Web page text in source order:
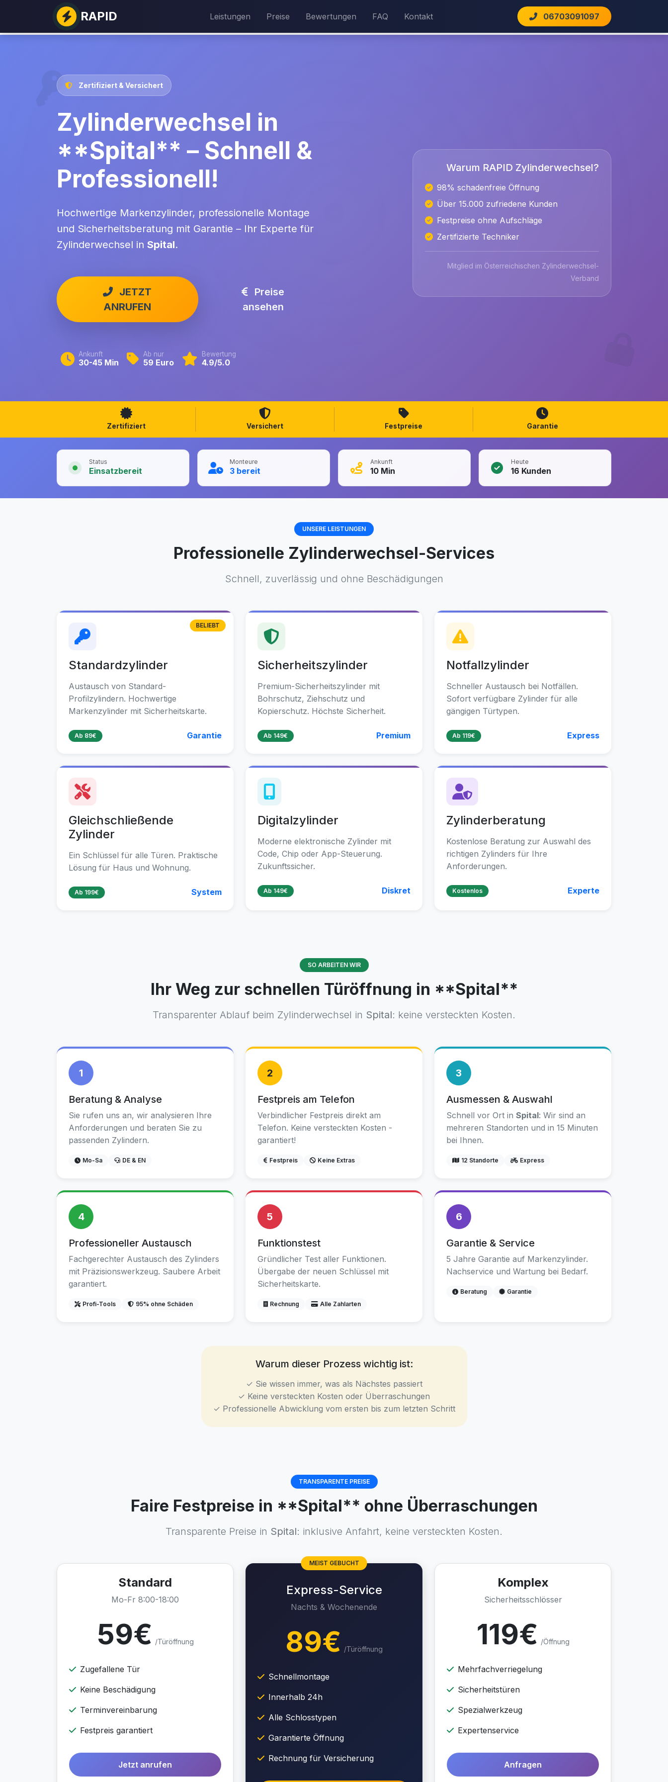
RAPID Leistungen Preise Bewertungen FAQ Kontakt 06703091097
Zertifiziert & Versichert
Zylinderwechsel in
**Spital** – Schnell &
Professionell!
Hochwertige Markenzylinder, professionelle Montage
und Sicherheitsberatung mit Garantie – Ihr Experte für
Zylinderwechsel in Spital.
JETZT
ANRUFEN
Preise
ansehen
Ankunft
30-45 Min
Ab nur
59 Euro
Bewertung
4.9/5.0
Warum RAPID Zylinderwechsel?
98% schadenfreie Öffnung
Über 15.000 zufriedene Kunden
Festpreise ohne Aufschläge
Zertifizierte Techniker
Mitglied im Österreichischen Zylinderwechsel-
Verband
Zertifiziert Versichert Festpreise Garantie
Status
Einsatzbereit
Monteure
3 bereit
Ankunft
10 Min
Heute
16 Kunden
UNSERE LEISTUNGEN
Professionelle Zylinderwechsel-Services
Schnell, zuverlässig und ohne Beschädigungen
Standardzylinder
Austausch von Standard-
Profilzylindern. Hochwertige
Markenzylinder mit Sicherheitskarte.
Ab 89€ Garantie
BELIEBT
Sicherheitszylinder
Premium-Sicherheitszylinder mit
Bohrschutz, Ziehschutz und
Kopierschutz. Höchste Sicherheit.
Ab 149€ Premium
Notfallzylinder
Schneller Austausch bei Notfällen.
Sofort verfügbare Zylinder für alle
gängigen Türtypen.
Ab 119€ Express
Gleichschließende
Zylinder
Ein Schlüssel für alle Türen. Praktische
Lösung für Haus und Wohnung.
Ab 199€ System
Digitalzylinder
Moderne elektronische Zylinder mit
Code, Chip oder App-Steuerung.
Zukunftssicher.
Ab 149€ Diskret
Zylinderberatung
Kostenlose Beratung zur Auswahl des
richtigen Zylinders für Ihre
Anforderungen.
Kostenlos Experte
SO ARBEITEN WIR
Ihr Weg zur schnellen Türöffnung in **Spital**
Transparenter Ablauf beim Zylinderwechsel in Spital: keine versteckten Kosten.
1
Beratung & Analyse
Sie rufen uns an, wir analysieren Ihre
Anforderungen und beraten Sie zu
passenden Zylindern.
Mo-Sa DE & EN
2
Festpreis am Telefon
Verbindlicher Festpreis direkt am
Telefon. Keine versteckten Kosten -
garantiert!
Festpreis Keine Extras
3
Ausmessen & Auswahl
Schnell vor Ort in Spital: Wir sind an
mehreren Standorten und in 15 Minuten
bei Ihnen.
12 Standorte Express
4
Professioneller Austausch
Fachgerechter Austausch des Zylinders
mit Präzisionswerkzeug. Saubere Arbeit
garantiert.
Profi-Tools 95% ohne Schäden
5
Funktionstest
Gründlicher Test aller Funktionen.
Übergabe der neuen Schlüssel mit
Sicherheitskarte.
Rechnung Alle Zahlarten
6
Garantie & Service
5 Jahre Garantie auf Markenzylinder.
Nachservice und Wartung bei Bedarf.
Beratung Garantie
Warum dieser Prozess wichtig ist:
✓ Sie wissen immer, was als Nächstes passiert
✓ Keine versteckten Kosten oder Überraschungen
✓ Professionelle Abwicklung vom ersten bis zum letzten Schritt
TRANSPARENTE PREISE
Faire Festpreise in **Spital** ohne Überraschungen
Transparente Preise in Spital: inklusive Anfahrt, keine versteckten Kosten.
Standard
Mo-Fr 8:00-18:00
59€ /Türöffnung
Zugefallene Tür
Keine Beschädigung
Terminvereinbarung
Festpreis garantiert
Jetzt anrufen
MEIST GEBUCHT
Express-Service
Nachts & Wochenende
89€ /Türöffnung
Schnellmontage
Innerhalb 24h
Alle Schlosstypen
Garantierte Öffnung
Rechnung für Versicherung
Komplex
Sicherheitsschlösser
119€ /Öffnung
Mehrfachverriegelung
Sicherheitstüren
Spezialwerkzeug
Expertenservice
Anfragen